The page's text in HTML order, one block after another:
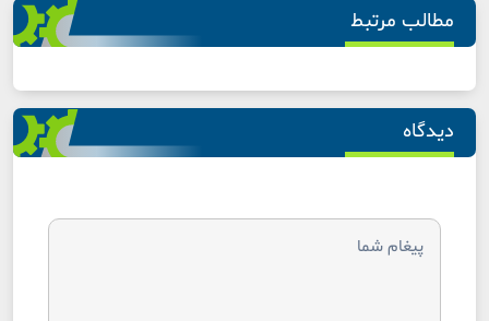
مطالب مرتبط
دیدگاه